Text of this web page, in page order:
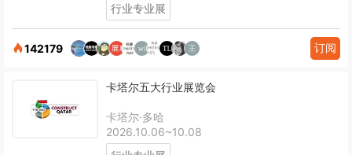
行业专业展
142179 订阅
卡塔尔五大行业展览会
卡塔尔·多哈
2026.10.06~10.08